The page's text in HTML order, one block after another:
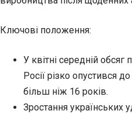
Ключові положення:
У квітні середній
Росії різко опустився
більш ніж 16 років.
Зростання українських